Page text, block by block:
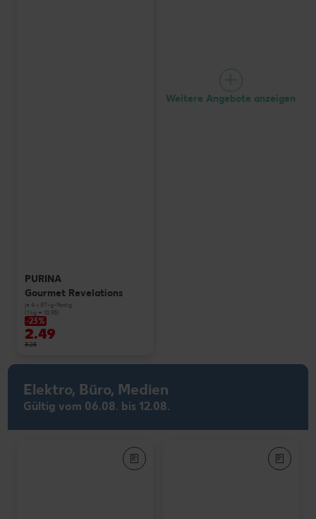
PURINA
Gourmet Revelations
je 4 x 57-g-Packg.
(1 kg = 10.93)
-23%
2.49
3.25
Weitere Angebote anzeigen
Elektro, Büro, Medien
Gültig vom 06.08. bis 12.08.